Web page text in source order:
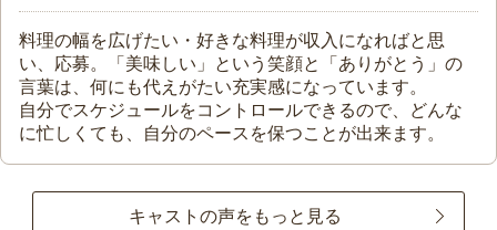
料理の幅を広げたい・好きな料理が収入になればと思
い、応募。「美味しい」という笑顔と「ありがとう」の
言葉は、何にも代えがたい充実感になっています。
自分でスケジュールをコントロールできるので、どんな
に忙しくても、自分のペースを保つことが出来ます。
キャストの声をもっと見る